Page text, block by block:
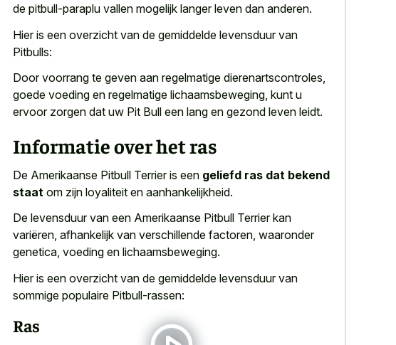
de pitbull-paraplu vallen mogelijk langer leven dan anderen.
Hier is een overzicht van de gemiddelde levensduur van
Pitbulls:
Door voorrang te geven aan regelmatige dierenartscontroles,
goede voeding en regelmatige lichaamsbeweging, kunt u
ervoor zorgen dat uw Pit Bull een lang en gezond leven leidt.
Informatie over het ras
De Amerikaanse Pitbull Terrier is een geliefd ras dat bekend
staat om zijn loyaliteit en aanhankelijkheid.
De levensduur van een Amerikaanse Pitbull Terrier kan
variëren, afhankelijk van verschillende factoren, waaronder
genetica, voeding en lichaamsbeweging.
Hier is een overzicht van de gemiddelde levensduur van
sommige populaire Pitbull-rassen:
Ras